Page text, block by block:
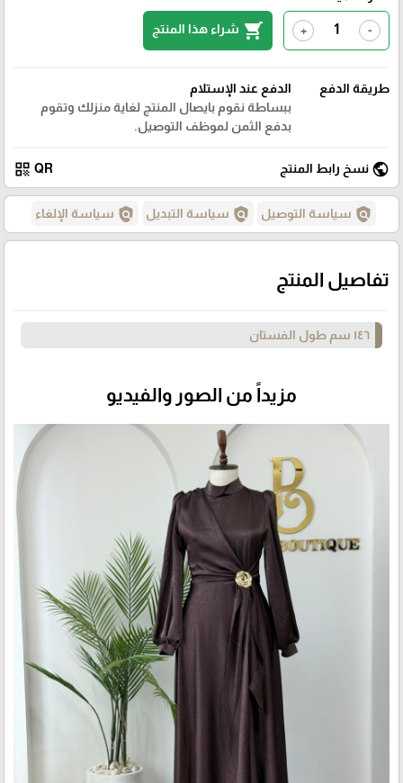
-
+
shopping_cart شراء هذا المنتج
طريقة الدفع
الدفع عند الإستلام
ببساطة نقوم بايصال المنتج لغاية منزلك وتقوم
بدفع الثمن لموظف التوصيل.
public نسخ رابط المنتج QR
qr_code
policy سياسة التوصيل policy سياسة التبديل policy سياسة الإلغاء
تفاصيل المنتج
١٤٦ سم طول الفستان
مزيداً من الصور والفيديو